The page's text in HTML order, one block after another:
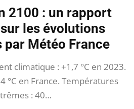
2100 : un rapport
les évolutions
Météo France
climatique : +1,7 °C en 2023.
°C en France. Températures
: 40…